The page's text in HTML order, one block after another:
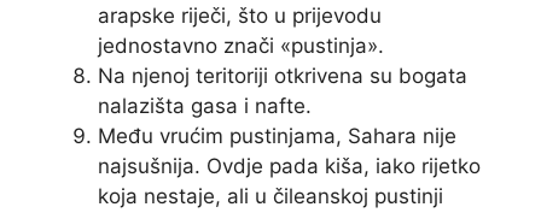
arapske riječi, što u prijevodu
jednostavno znači «pustinja».
Na njenoj teritoriji otkrivena su bogata
nalazišta gasa i nafte.
Među vrućim pustinjama, Sahara nije
najsušnija. Ovdje pada kiša, iako rijetko
koja nestaje, ali u čileanskoj pustinji